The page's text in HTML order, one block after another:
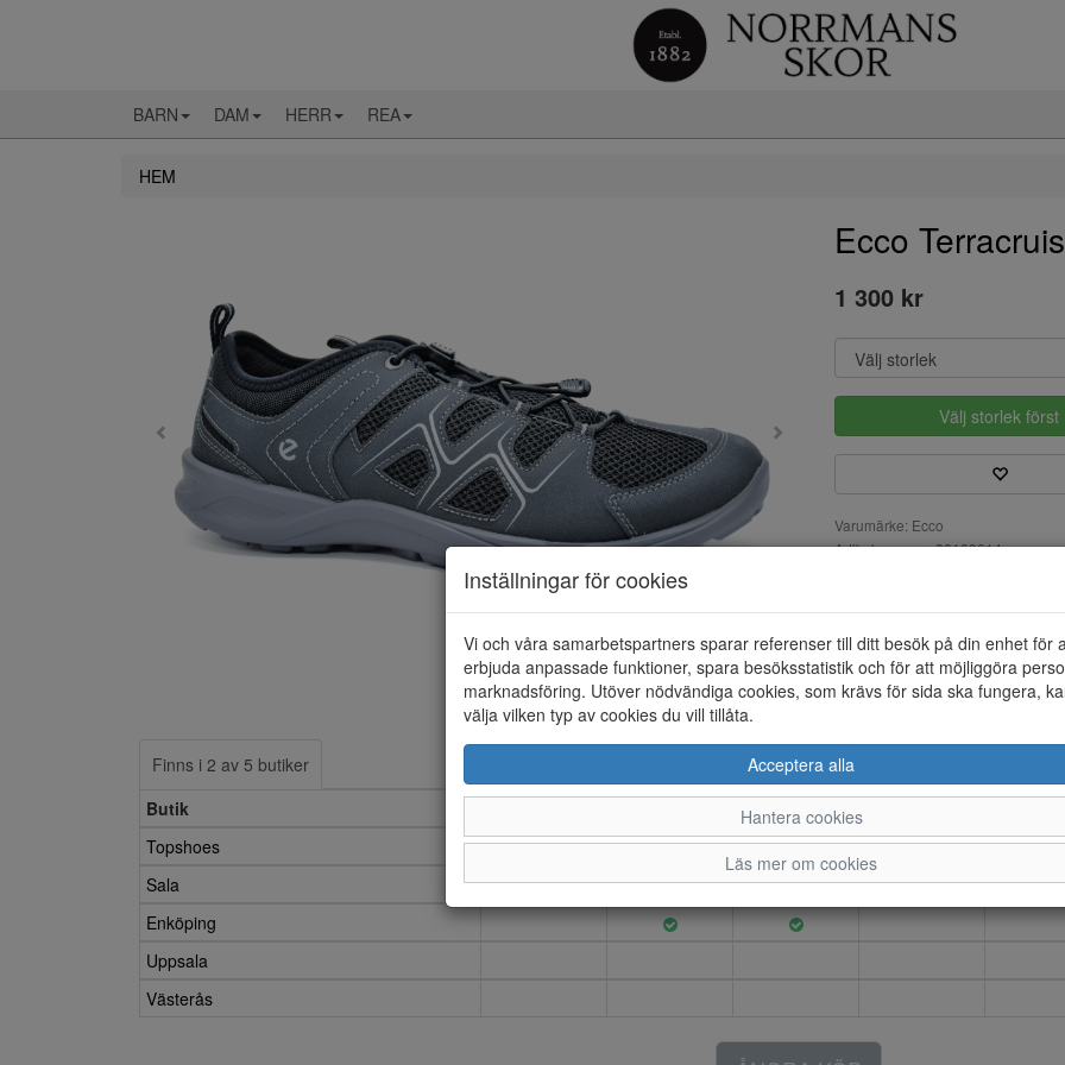
BARN DAM HERR REA
HEM
Ecco
1 300 kr
Välj storlek först
Varumärke: Ecco
Artikelnummer: 26108014
Färg: Svart
Terracruise LT M lätt sko i
innerfodret är i textil.
Finns i 2 av 5 butiker
Butik
42
Topshoes
Sala
Enköping
Uppsala
Västerås
Inställningar för cookies
Vi och våra samarbetspartners sparar referenser till ditt besök på din enhet för
erbjuda anpassade funktioner, spara besöksstatistik och för att möjliggöra
marknadsföring. Utöver nödvändiga cookies, som krävs för sida ska fungera,
välja vilken typ av cookies du vill tillåta.
Acceptera alla
Hantera cookies
Läs mer om cookies